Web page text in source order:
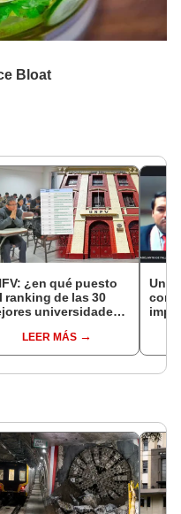
¿en qué puesto
ranking de las 30
universidades
LEER MÁS